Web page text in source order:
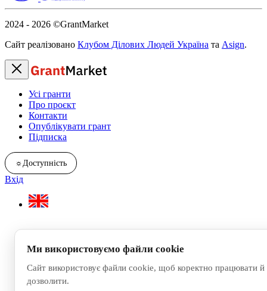
2024 - 2026 ©GrantMarket
Сайт реалізовано Клубом Ділових Людей Україна та Asign.
Усі гранти
Про проєкт
Контакти
Опублікувати грант
Підписка
☼ Доступність
Вхід
Ми використовуємо файли cookie
Сайт використовує файли cookie, щоб коректно працювати
дозволити.